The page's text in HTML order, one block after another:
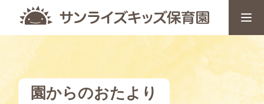
園からのおたより